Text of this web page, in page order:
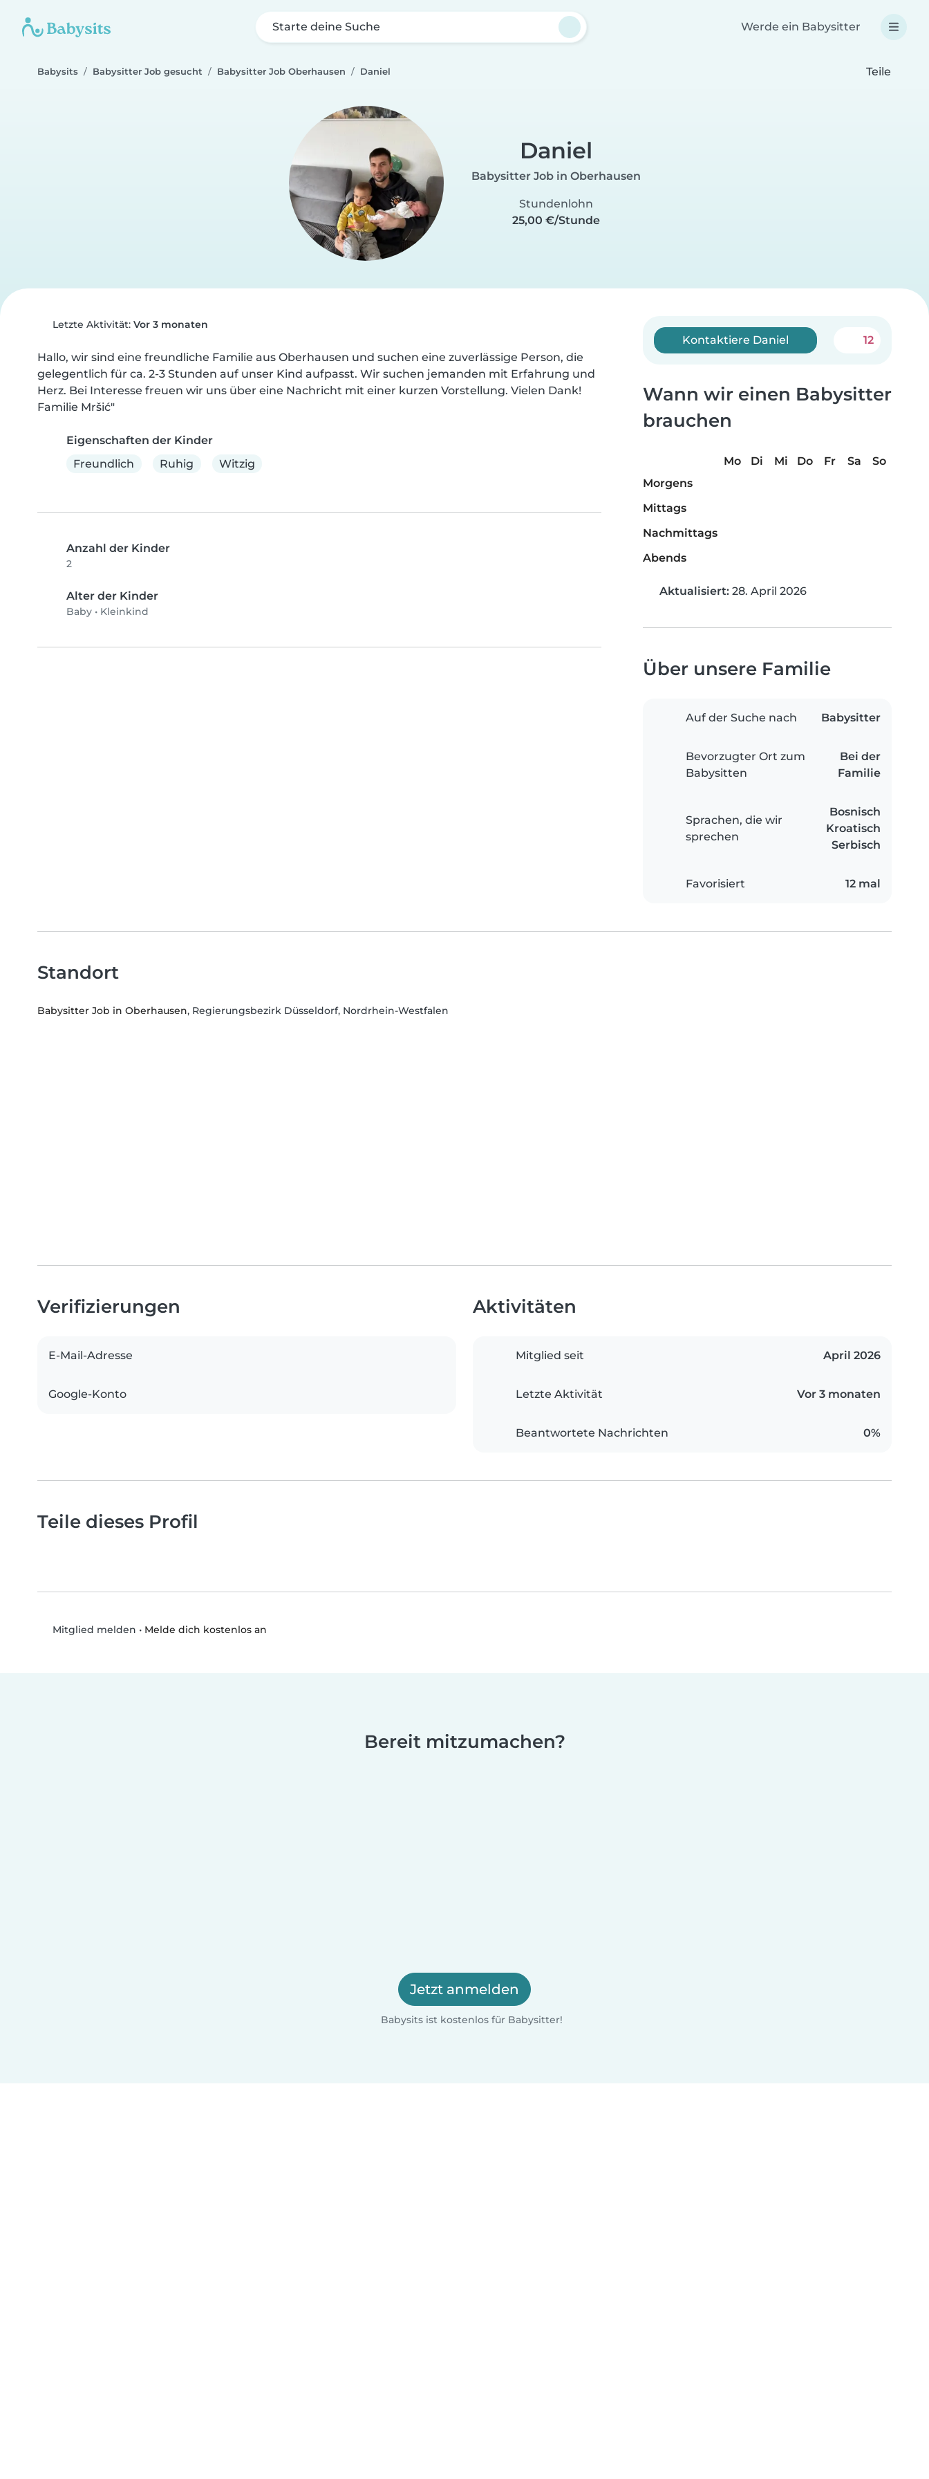
Starte deine Suche Werde ein Babysitter
Babysits Babysitter Job gesucht Babysitter Job Oberhausen Daniel Teile
Daniel
Babysitter Job in Oberhausen
Stundenlohn
25,00 €/Stunde
Letzte Aktivität: Vor 3 monaten
Hallo, wir sind eine freundliche Familie aus Oberhausen und suchen eine zuverlässige Person, die
gelegentlich für ca. 2-3 Stunden auf unser Kind aufpasst. Wir suchen jemanden mit Erfahrung und
Herz. Bei Interesse freuen wir uns über eine Nachricht mit einer kurzen Vorstellung. Vielen Dank!
Familie Mršić"
Eigenschaften der Kinder
Freundlich
Ruhig Witzig
Anzahl der Kinder
2
Alter der Kinder
Baby • Kleinkind
Kontaktiere Daniel 12
Wann wir einen Babysitter
brauchen
Mo Di Mi Do Fr Sa
So
Morgens
Mittags
Nachmittags
Abends
Aktualisiert: 28. April 2026
Über unsere Familie
Auf der Suche nach Babysitter
Bevorzugter Ort zum
Babysitten
Bei der
Familie
Sprachen, die wir
sprechen
Bosnisch
Kroatisch
Serbisch
Favorisiert 12 mal
Standort
Babysitter Job in Oberhausen, Regierungsbezirk Düsseldorf, Nordrhein-Westfalen
Verifizierungen
E-Mail-Adresse
Google-Konto
Aktivitäten
Mitglied seit April 2026
Letzte Aktivität Vor 3 monaten
Beantwortete Nachrichten 0%
Teile dieses Profil
Mitglied melden • Melde dich kostenlos an
Bereit mitzumachen?
Jetzt anmelden
Babysits ist kostenlos für Babysitter!